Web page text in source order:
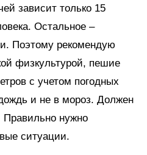
зависит только 15
Остальное –
Поэтому рекомендую
физкультурой, пешие
с учетом погодных
и не в мороз. Должен
нужно
ситуации.